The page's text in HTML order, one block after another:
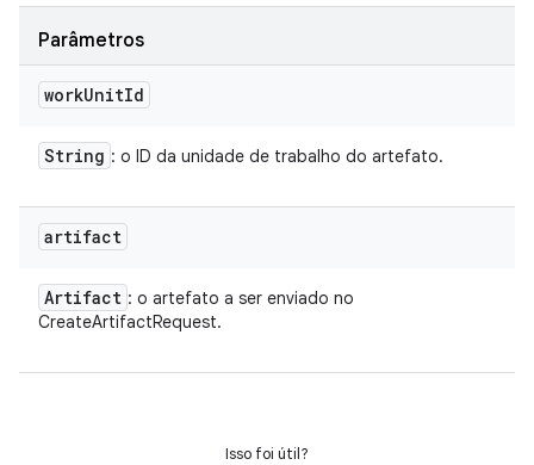
Parâmetros
workUnitId
String : o ID da unidade de trabalho do artefato.
artifact
Artifact : o artefato a ser enviado no
CreateArtifactRequest.
Isso foi útil?